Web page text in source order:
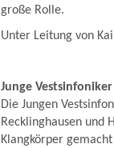
große Rolle.
Unter Leitung von
Junge
Die Jungen
Recklinghausen und
Klangkörper